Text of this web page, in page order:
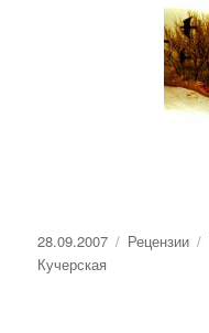
Опубликовано
28.09.2007 Рубрики
Рецензии
Кучерская